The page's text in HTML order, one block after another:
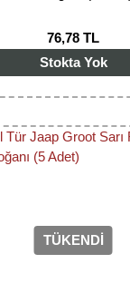
76,78 TL
Stokta Yok
TÜKENDİ